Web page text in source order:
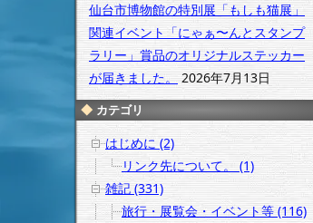
仙台市博物館の特別展「もしも猫展」
関連イベント「にゃぁ〜んとスタンプ
ラリー」賞品のオリジナルステッカー
が届きました。 2026年7月13日
カテゴリ
はじめに (2)
リンク先について。 (1)
雑記 (331)
旅行・展覧会・イベント等 (116)